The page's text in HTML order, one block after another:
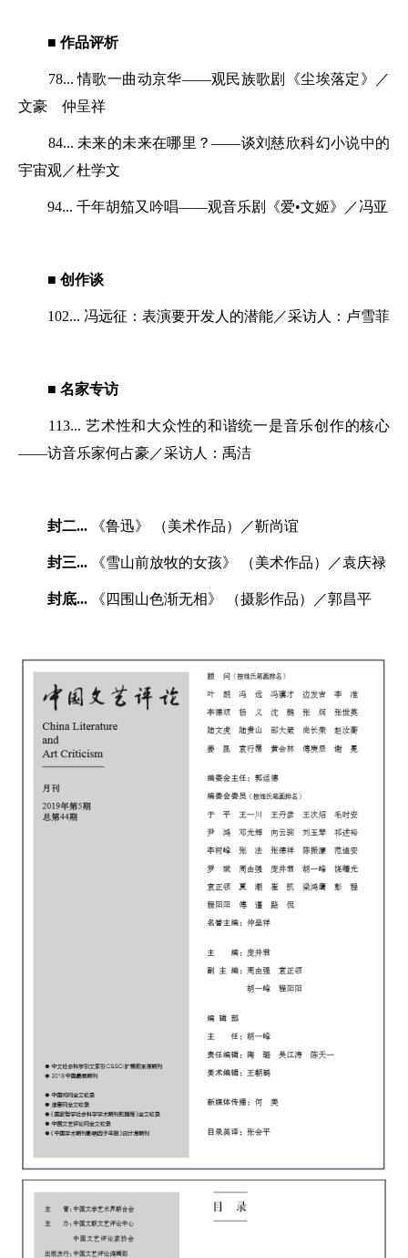
■ 作品评析
78... 情歌一曲动京华——观民族歌剧《尘埃落定》／
文豪 仲呈祥
84... 未来的未来在哪里？——谈刘慈欣科幻小说中的
宇宙观／杜学文
94... 千年胡笳又吟唱——观音乐剧《爱•文姬》／冯亚
■ 创作谈
102... 冯远征：表演要开发人的潜能／采访人：卢雪菲
■ 名家专访
113... 艺术性和大众性的和谐统一是音乐创作的核心
——访音乐家何占豪／采访人：禹洁
封二... 《鲁迅》 （美术作品）／靳尚谊
封三... 《雪山前放牧的女孩》 （美术作品）／袁庆禄
封底... 《四围山色渐无相》 （摄影作品）／郭昌平